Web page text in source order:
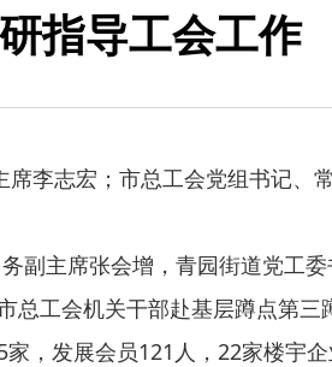
指导工会工作
李志宏；市总工会党组书记、
主席张会增，青园街道党工委
工会机关干部赴基层蹲点第
，发展会员121人，22家楼宇